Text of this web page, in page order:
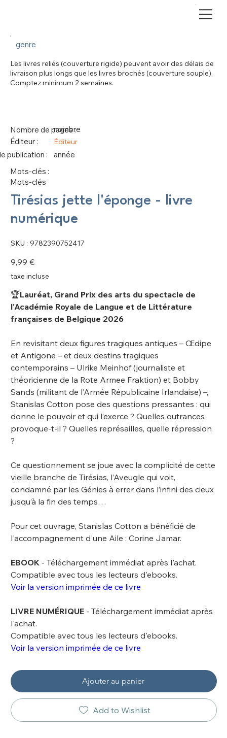
Nombre de pages :
Éditeur :
publication :
nombre
Éditeur
année
Mots-clés :
Mots-clés
genre
Les livres reliés (couverture rigide) peuvent avoir des délais de
livraison plus longs que les livres brochés (couverture souple).
Comptez minimum 2 semaines.
Tirésias jette l'éponge - livre
numérique
SKU : SKU
9782390752417
9782390752417
Prix
9,99 €
taxe incluse
🏆Lauréat, Grand Prix des arts du spectacle de
l'Académie Royale de Langue et de Littérature
françaises de Belgique 2026
En revisitant deux figures tragiques antiques – Œdipe
et Antigone – et deux destins tragiques
contemporains – Ulrike Meinhof (journaliste et
théoricienne de la Rote Armee Fraktion) et Bobby
Sands (militant de l’Armée Républicaine Irlandaise) –,
Stanislas Cotton pose des questions pressantes : qui
donne le pouvoir et qui l’exerce ? Quelles outrances
provoque-t-il ? Quelles représailles, quelle répression
?
Ce questionnement se joue avec la complicité de cette
vieille branche de Tirésias, l’Aveugle qui voit,
condamné par les Génies à errer dans l’infini des cieux
jusqu’à la fin des temps…
Pour cet ouvrage, Stanislas Cotton a bénéficié de
l'accompagnement d'une Aile : Corine Jamar.
EBOOK - Téléchargement immédiat après l'achat.
Compatible avec tous les lecteurs d'ebooks.
Voir la version imprimée de ce livre
LIVRE NUMÉRIQUE- Téléchargement immédiat après
l'achat.
Compatible avec tous les lecteurs d'ebooks.
Voir la version imprimée de ce livre
Ajouter au panier
Add to Wishlist